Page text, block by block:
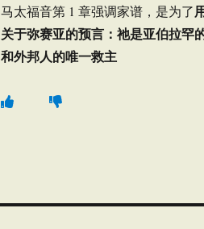
马太福音第 1 章强调家谱，是为了
关于弥赛亚的预言：祂是亚伯拉罕
和外邦人的唯一救主